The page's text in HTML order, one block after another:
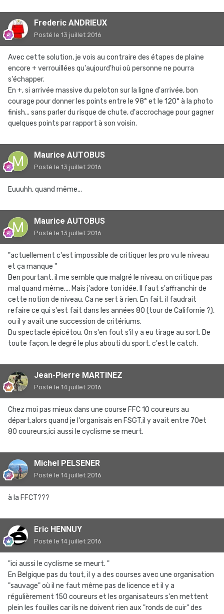
Frederic ANDRIEUX
Posté le 13 juillet 2016
Avec cette solution, je vois au contraire des étapes de plaine
encore + verrouillées qu'aujourd'hui où personne ne pourra
s'échapper.
En +, si arrivée massive du peloton sur la ligne d'arrivée, bon
courage pour donner les points entre le 98° et le 120° à la photo
finish... sans parler du risque de chute, d'accrochage pour gagner
quelques points par rapport à son voisin.
Maurice AUTOBUS
Posté le 13 juillet 2016
Euuuhh, quand même...
Maurice AUTOBUS
Posté le 13 juillet 2016
"actuellement c'est impossible de critiquer les pro vu le niveau
et ça manque "
Ben pourtant, il me semble que malgré le niveau, on critique pas
mal quand même.... Mais j'adore ton idée. Il faut s'affranchir de
cette notion de niveau. Ca ne sert à rien. En fait, il faudrait
refaire ce qui s'est fait dans les années 80 (tour de Californie ?),
ou il y avait une succession de critériums.
Du spectacle épicétou. On s'en fout s'il y a eu tirage au sort. De
toute façon, le degré le plus abouti du sport, c'est le catch.
Jean-Pierre MARTINEZ
Posté le 14 juillet 2016
Chez moi pas mieux dans une course FFC 10 coureurs au
départ,alors quand je l'organisais en FSGT,il y avait entre 70et
80 coureurs,ici aussi le cyclisme se meurt.
Michel PELSENER
Posté le 14 juillet 2016
à la FFCT???
Eric HENNUY
Posté le 14 juillet 2016
"ici aussi le cyclisme se meurt. "
En Belgique pas du tout, il y a des courses avec une organisation
"sauvage" où il ne faut même pas de licence et il y a
régulièrement 150 coureurs et les organisateurs s'en mettent
plein les fouilles car ils ne doivent rien aux "ronds de cuir" des